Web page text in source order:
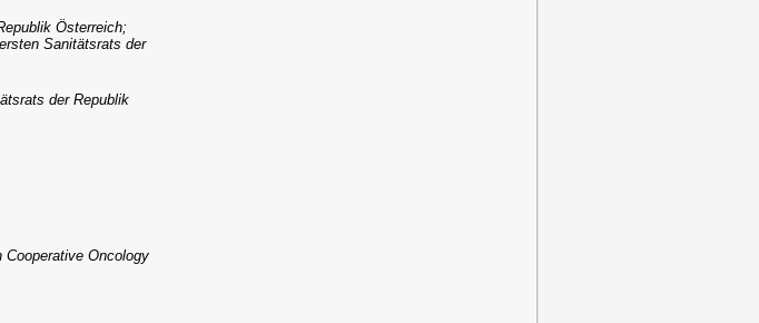
Österreich;
Sanitätsrats der
der Republik
Cooperative Oncology